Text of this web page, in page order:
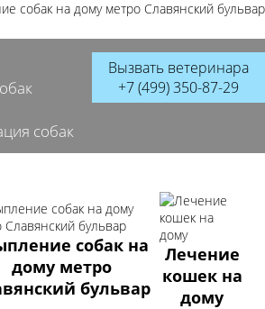
собак на дому метро Славянский бульвар
Кастрация котов
собак
Вызвать ветеринара
+7 (499) 350-87-29
собак на
дому метро
бульвар
Лечение
кошек на
дому